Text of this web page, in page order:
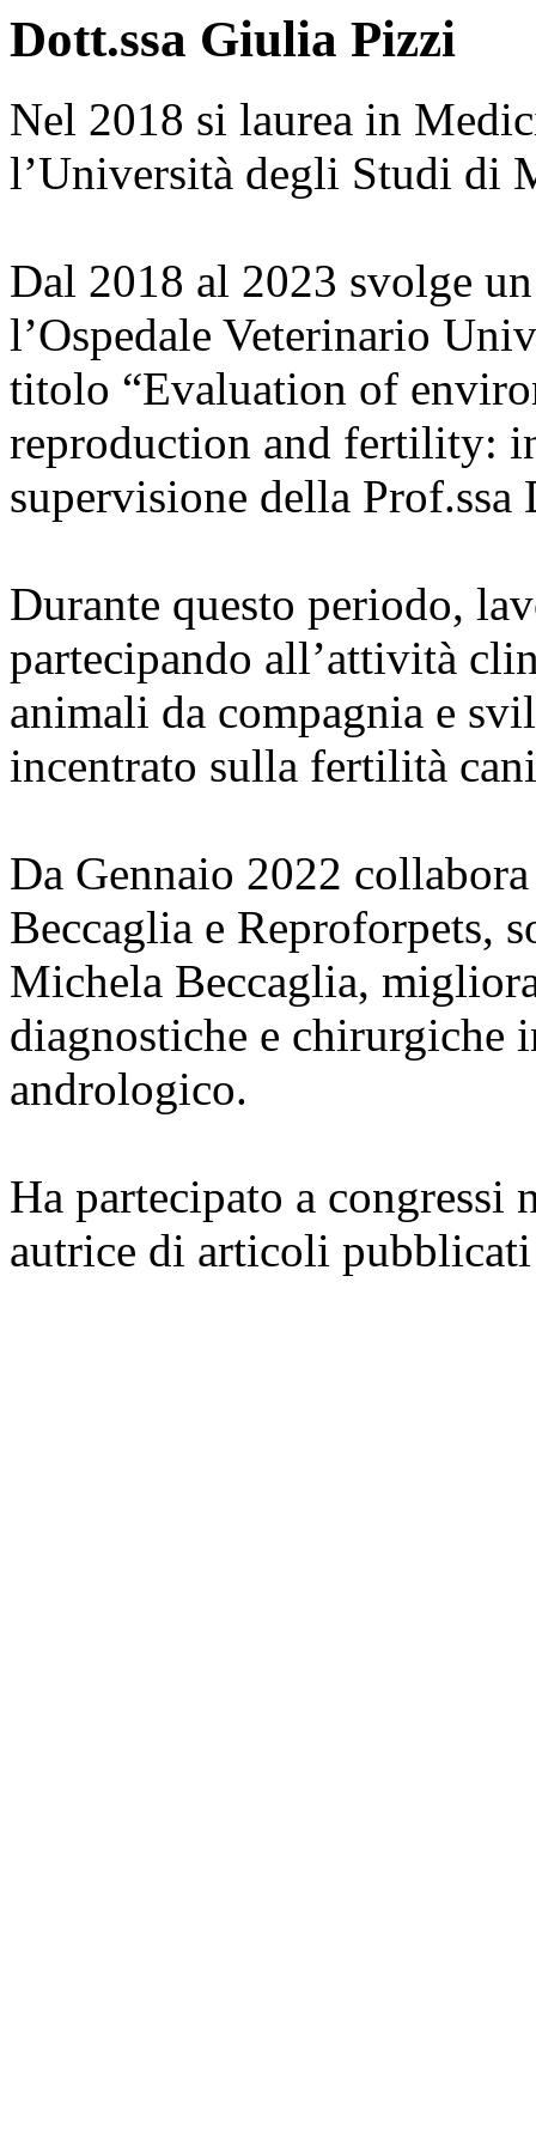
Dott.ssa Giulia Pizzi
Nel 2018 si laurea in
l’Università degli Studi di
Dal 2018 al 2023 svolge
l’Ospedale Veterinario
titolo “Evaluation of
reproduction and fertility:
supervisione della Prof.ssa
Durante questo periodo,
partecipando all’attività
animali da compagnia e
incentrato sulla fertilità
Da Gennaio 2022
Beccaglia e Reproforpets,
Michela Beccaglia,
diagnostiche e chirurgiche
andrologico.
Ha partecipato a congressi
autrice di articoli